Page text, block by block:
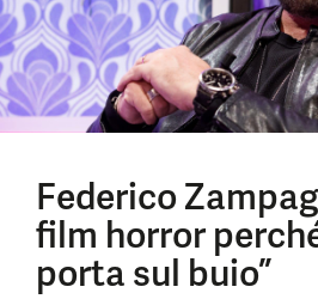
Federico
film horror
porta sul buio”